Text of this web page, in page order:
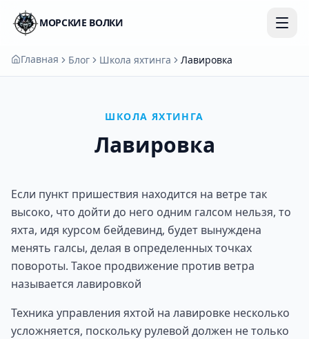
МОРСКИЕ ВОЛКИ
Главная Блог Школа яхтинга Лавировка
ШКОЛА ЯХТИНГА
Лавировка
Если пункт пришествия находится на ветре так
высоко, что дойти до него одним галсом нельзя, то
яхта, идя курсом бейдевинд, будет вынуждена
менять галсы, делая в определенных точках
повороты. Такое продвижение против ветра
называется лавировкой
Техника управления яхтой на лавировке несколько
усложняется, поскольку рулевой должен не только